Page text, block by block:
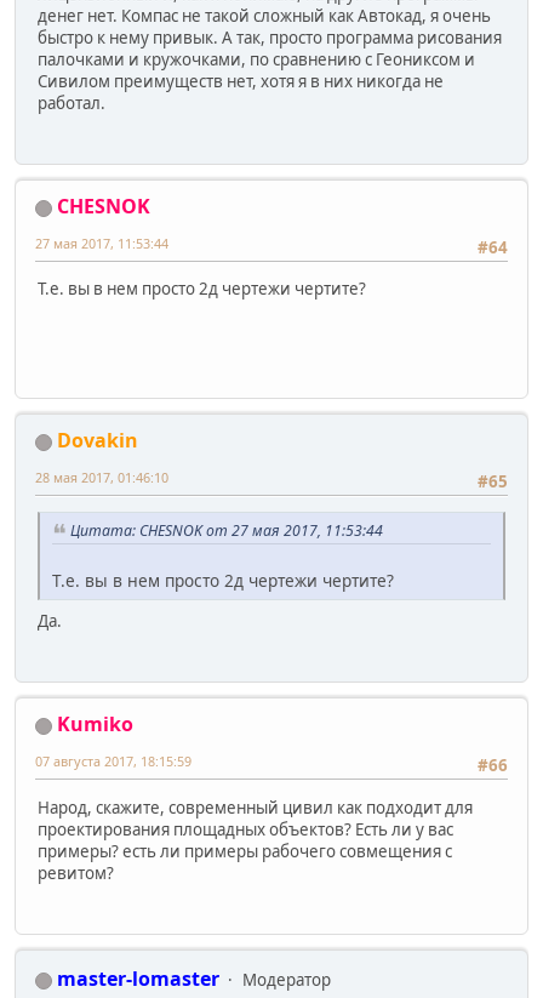
денег нет. Компас не такой сложный как Автокад, я очень
быстро к нему привык. А так, просто программа рисования
палочками и кружочками, по сравнению с Геониксом и
Сивилом преимуществ нет, хотя я в них никогда не
работал.
CHESNOK
#64
27 мая 2017, 11:53:44
Т.е. вы в нем просто 2д чертежи чертите?
Dovakin
#65
28 мая 2017, 01:46:10
Цитата: CHESNOK от 27 мая 2017, 11:53:44
Т.е. вы в нем просто 2д чертежи чертите?
Да.
Kumiko
#66
07 августа 2017, 18:15:59
Народ, скажите, современный цивил как подходит для
проектирования площадных объектов? Есть ли у вас
примеры? есть ли примеры рабочего совмещения с
ревитом?
master-lomaster
Модератор